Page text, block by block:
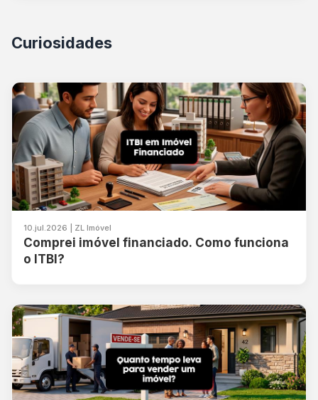
Curiosidades
10.jul.2026 | ZL Imóvel
Comprei imóvel financiado. Como funciona
o ITBI?